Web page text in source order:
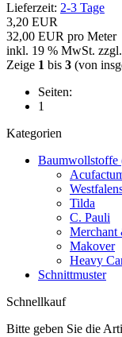
Lieferzeit: 2-3 Tage
3,20 EUR
32,00 EUR pro Meter
inkl. 19 % MwSt. zzgl.
Zeige 1 bis 3 (von
Seiten:
1
Kategorien
Baumwollstoffe
Tilda
C. Pauli
Makover
Heavy
Schnittmuster
Schnellkauf
Bitte geben Sie die